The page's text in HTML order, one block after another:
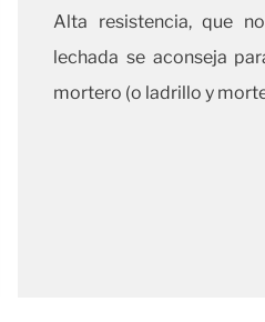
Alta resistencia, que
lechada se aconseja
mortero (o ladrillo y